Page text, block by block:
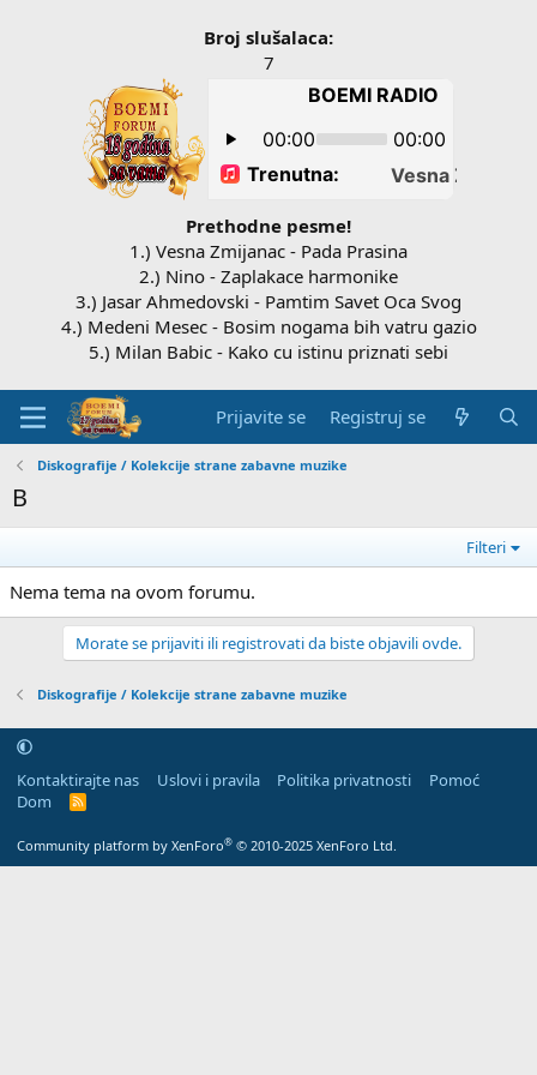
Broj slušalaca:
7
Prethodne pesme!
1.) Vesna Zmijanac - Pada Prasina
2.) Nino - Zaplakace harmonike
3.) Jasar Ahmedovski - Pamtim Savet Oca Svog
4.) Medeni Mesec - Bosim nogama bih vatru gazio
5.) Milan Babic - Kako cu istinu priznati sebi
Prijavite se Registruj se
Diskografije / Kolekcije strane zabavne muzike
B
Filteri
Nema tema na ovom forumu.
Morate se prijaviti ili registrovati da biste objavili ovde.
Diskografije / Kolekcije strane zabavne muzike
Kontaktirajte nas Uslovi i pravila Politika privatnosti
Pomoć
Dom
R
Community platform by XenForo® © 2010-2025 XenForo Ltd.